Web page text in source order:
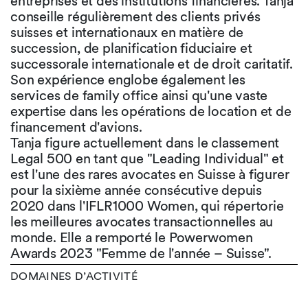
conseille régulièrement des clients privés
suisses et internationaux en matière de
succession, de planification fiduciaire et
successorale internationale et de droit caritatif.
Son expérience englobe également les
services de family office ainsi qu'une vaste
expertise dans les opérations de location et de
financement d'avions.
Tanja figure actuellement dans le classement
Legal 500 en tant que "Leading Individual" et
est l'une des rares avocates en Suisse à figurer
pour la sixième année consécutive depuis
2020 dans l'IFLR1000 Women, qui répertorie
les meilleures avocates transactionnelles au
monde. Elle a remporté le Powerwomen
Awards 2023 "Femme de l'année – Suisse".
DOMAINES D’ACTIVITÉ